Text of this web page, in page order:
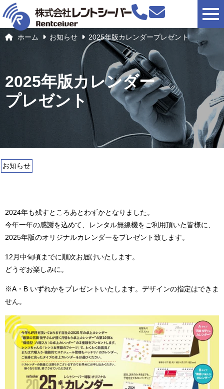
ホーム お知らせ 2025年版カレンダープレゼント
2025年版カレンダー
プレゼント
お知らせ
2024年も残すところあとわずかとなりました。
今年一年の感謝を込めて、レンタル無線機をご利用頂いた皆様に、
2025年版のオリジナルカレンダーをプレゼント致します。
12月中旬頃までに順次お届けいたします。
どうぞお楽しみに。
※A・B いずれかをプレゼントいたします。デザインの指定はできま
せん。